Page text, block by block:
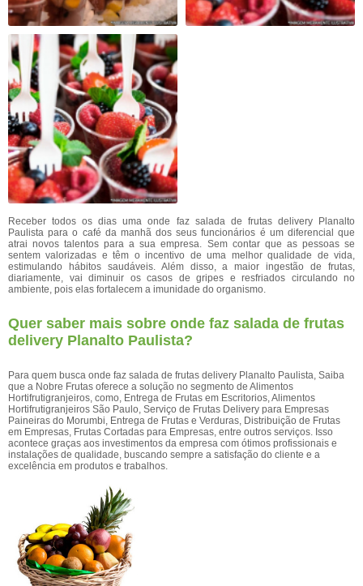
Receber todos os dias uma onde faz salada de frutas delivery Planalto
Paulista para o café da manhã dos seus funcionários é um diferencial que
atrai novos talentos para a sua empresa. Sem contar que as pessoas se
sentem valorizadas e têm o incentivo de uma melhor qualidade de vida,
estimulando hábitos saudáveis. Além disso, a maior ingestão de frutas,
diariamente, vai diminuir os casos de gripes e resfriados circulando no
ambiente, pois elas fortalecem a imunidade do organismo.
Quer saber mais sobre onde faz salada de frutas
delivery Planalto Paulista?
Para quem busca onde faz salada de frutas delivery Planalto Paulista, Saiba
que a Nobre Frutas oferece a solução no segmento de Alimentos
Hortifrutigranjeiros, como, Entrega de Frutas em Escritorios, Alimentos
Hortifrutigranjeiros São Paulo, Serviço de Frutas Delivery para Empresas
Paineiras do Morumbi, Entrega de Frutas e Verduras, Distribuição de Frutas
em Empresas, Frutas Cortadas para Empresas, entre outros serviços. Isso
acontece graças aos investimentos da empresa com ótimos profissionais e
instalações de qualidade, buscando sempre a satisfação do cliente e a
excelência em produtos e trabalhos.